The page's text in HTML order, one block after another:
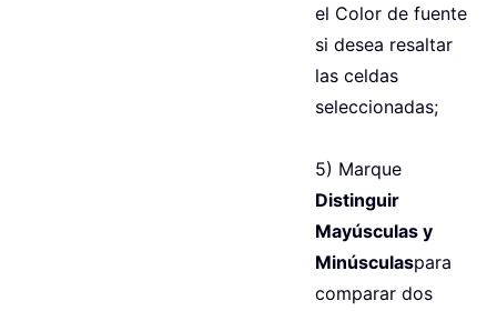
el Color de fuente
si desea resaltar
las celdas
seleccionadas;
5) Marque
Distinguir
Mayúsculas y
Minúsculaspara
comparar dos